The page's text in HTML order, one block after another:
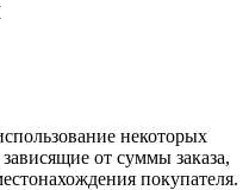
некоторых
от суммы заказа,
покупателя.